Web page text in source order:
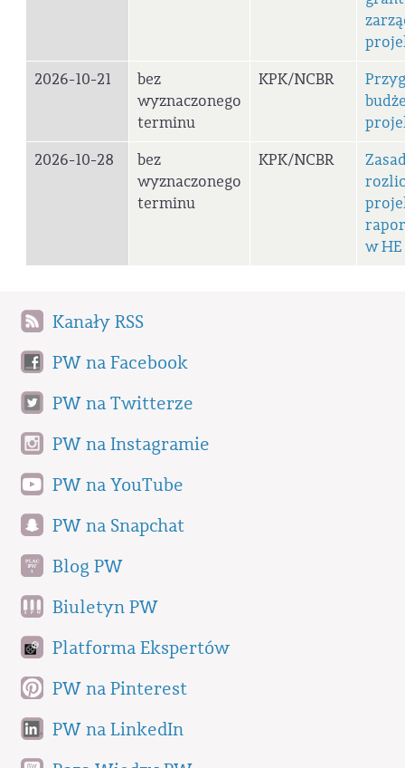
2026-10-21
bez
wyznaczonego
terminu
KPK/NCBR
2026-10-28
bez
wyznaczonego
terminu
KPK/NCBR
w HE
Kanały RSS
PW na Facebook
PW na Twitterze
PW na Instagramie
PW na YouTube
PW na Snapchat
Blog PW
Biuletyn PW
Platforma Ekspertów
PW na Pinterest
PW na LinkedIn